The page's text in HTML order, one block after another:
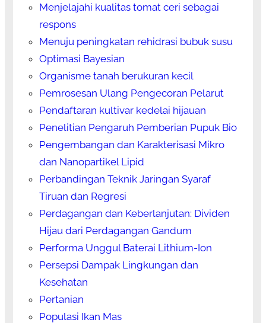
Menjelajahi kualitas tomat ceri sebagai
respons
Menuju peningkatan rehidrasi bubuk susu
Optimasi Bayesian
Organisme tanah berukuran kecil
Pemrosesan Ulang Pengecoran Pelarut
Pendaftaran kultivar kedelai hijauan
Penelitian Pengaruh Pemberian Pupuk Bio
Pengembangan dan Karakterisasi Mikro
dan Nanopartikel Lipid
Perbandingan Teknik Jaringan Syaraf
Tiruan dan Regresi
Perdagangan dan Keberlanjutan: Dividen
Hijau dari Perdagangan Gandum
Performa Unggul Baterai Lithium-Ion
Persepsi Dampak Lingkungan dan
Kesehatan
Pertanian
Populasi Ikan Mas